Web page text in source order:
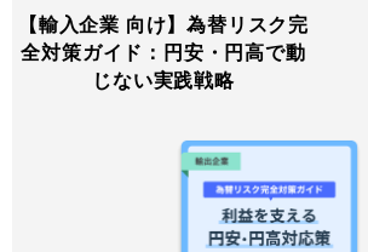
【輸入企業 向け】為替リスク完
全対策ガイド：円安・円高で動
じない実践戦略